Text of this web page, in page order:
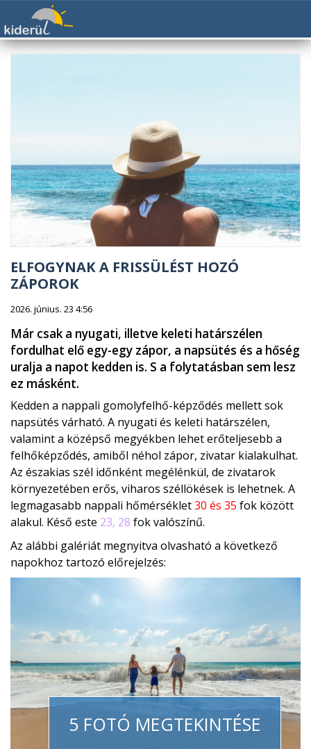
ELFOGYNAK A FRISSÜLÉST HOZÓ
ZÁPOROK
2026. június. 23 4:56
Már csak a nyugati, illetve keleti határszélen
fordulhat elő egy-egy zápor, a napsütés és a hőség
uralja a napot kedden is. S a folytatásban sem lesz
ez másként.
Kedden a nappali gomolyfelhő-képződés mellett sok
napsütés várható. A nyugati és keleti határszélen,
valamint a középső megyékben lehet erőteljesebb a
felhőképződés, amiből néhol zápor, zivatar kialakulhat.
Az északias szél időnként megélénkül, de zivatarok
környezetében erős, viharos széllökések is lehetnek. A
legmagasabb nappali hőmérséklet30 és 35 fok között
alakul. Késő este 23, 28 fok valószínű.
Az alábbi galériát megnyitva olvasható a következő
napokhoz tartozó előrejelzés:
5 FOTÓ MEGTEKINTÉSE